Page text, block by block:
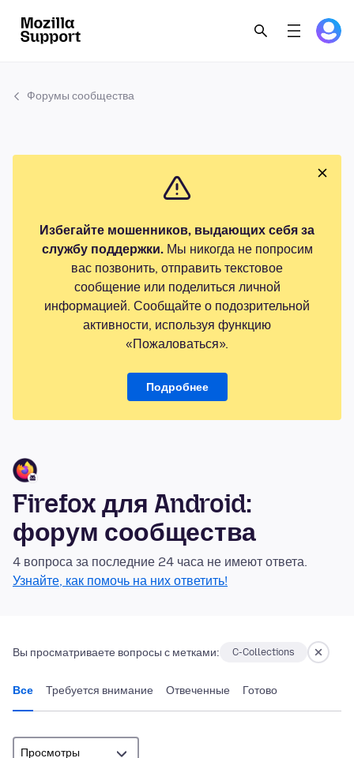
Форумы сообщества
Избегайте мошенников, выдающих себя за
службу поддержки.Мы никогда не попросим
вас позвонить, отправить текстовое
сообщение или поделиться личной
информацией. Сообщайте о подозрительной
активности, используя функцию
«Пожаловаться».
Подробнее
Firefox для Android:
форум сообщества
4 вопроса за последние 24 часа не имеют ответа.
Узнайте, как помочь на них ответить!
Вы просматриваете вопросы с метками: C-Collections
Все Требуется внимание Отвеченные Готово